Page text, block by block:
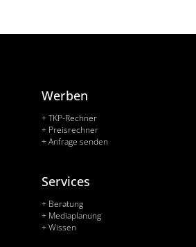
Werben
+ TKP-Rechner
+ Preisrechner
+ Anfrage senden
Services
+ Beratung
+ Mediaplanung
+ Wissen